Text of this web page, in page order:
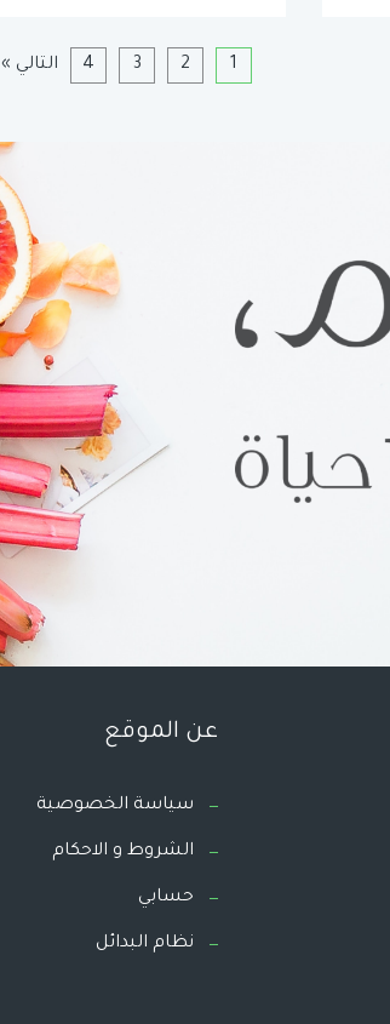
1
2
3
4 التالي »
عن الموقع
سياسة الخصوصية
الشروط و الاحكام
حسابي
نظام البدائل